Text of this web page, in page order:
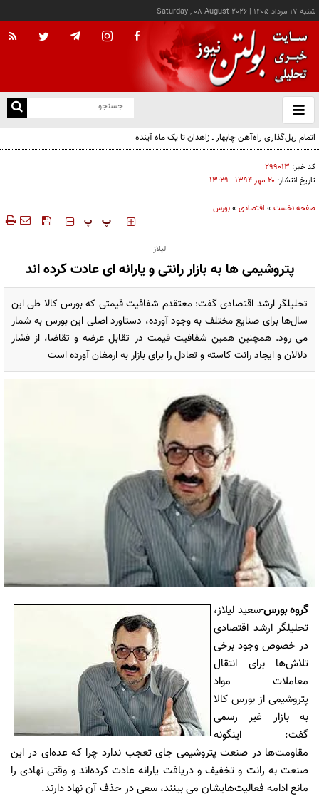
شنبه ۱۷ مرداد ۱۴۰۵ |
Saturday , 08 August 2026
باز
و
کد خبر: ۲۹۹۰۱۳
تاریخ انتشار: ۲۰ مهر ۱۳۹۴ - ۱۳:۲۹
صفحه نخست » اقتصادی »بورس
‍‍‍ پ پ
لیلاز
پتروشیمی ها به بازار رانتی و یارانه ای عادت کرده اند
تحلیلگر ارشد اقتصادی گفت: معتقدم شفافیت قیمتی که بورس کالا طی این
سال‌ها برای صنایع مختلف به وجود آورده، دستاورد اصلی این بورس به شمار
می رود. همچنین همین شفافیت قیمت در تقابل عرضه و تقاضا، از فشار
دلالان و ایجاد رانت کاسته و تعادل را برای بازار به ارمغان آورده است
گروه بورس-سعید لیلاز،
تحلیلگر ارشد اقتصادی
در خصوص وجود برخی
تلاش‌ها برای انتقال
معاملات مواد
پتروشیمی از بورس کالا
به بازار غیر رسمی
گفت: اینگونه
مقاومت‌ها در صنعت پتروشیمی جای تعجب ندارد چرا که عده‌ای در این
صنعت به رانت و تخفیف و دریافت یارانه عادت کرده‌اند و وقتی نهادی را
مانع ادامه فعالیت‌هایشان می بینند، سعی در حذف آن نهاد دارند.